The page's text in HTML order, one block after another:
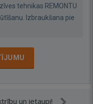
tehnikas REMONTU
Izbraukšana pie
un ietaupi!